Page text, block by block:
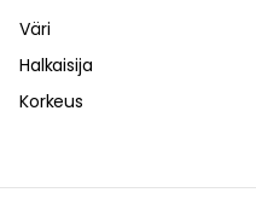
Väri
Halkaisija
Korkeus